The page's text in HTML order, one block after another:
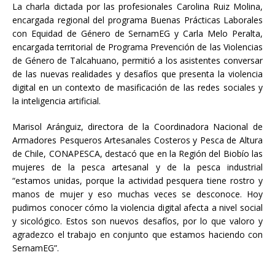
La charla dictada por las profesionales Carolina Ruiz Molina,
encargada regional del programa Buenas Prácticas Laborales
con Equidad de Género de SernamEG y Carla Melo Peralta,
encargada territorial de Programa Prevención de las Violencias
de Género de Talcahuano, permitió a los asistentes conversar
de las nuevas realidades y desafíos que presenta la violencia
digital en un contexto de masificación de las redes sociales y
la inteligencia artificial.
Marisol Aránguiz, directora de la Coordinadora Nacional de
Armadores Pesqueros Artesanales Costeros y Pesca de Altura
de Chile, CONAPESCA, destacó que en la Región del Biobío las
mujeres de la pesca artesanal y de la pesca industrial
“estamos unidas, porque la actividad pesquera tiene rostro y
manos de mujer y eso muchas veces se desconoce. Hoy
pudimos conocer cómo la violencia digital afecta a nivel social
y sicológico. Estos son nuevos desafíos, por lo que valoro y
agradezco el trabajo en conjunto que estamos haciendo con
SernamEG”.